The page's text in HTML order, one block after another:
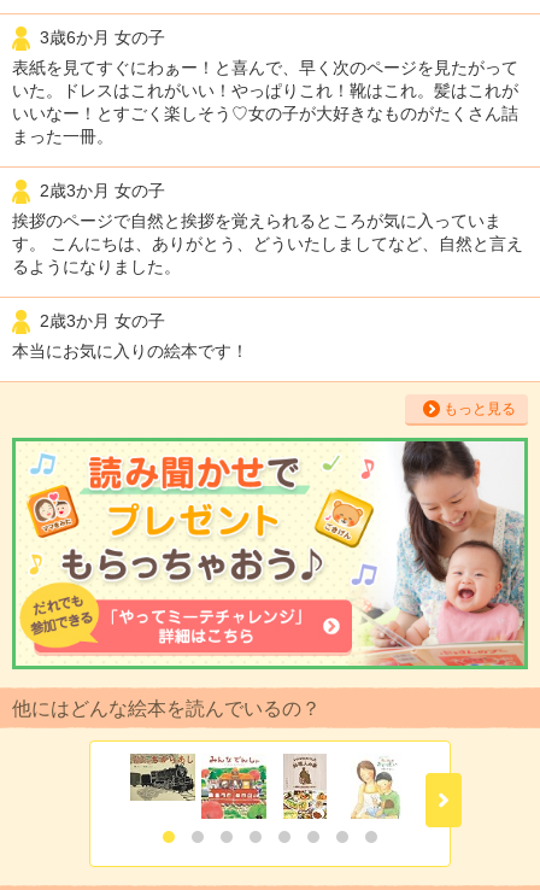
3歳6か月 女の子
表紙を見てすぐにわぁー！と喜んで、早く次のページを見たがって
いた。ドレスはこれがいい！やっぱりこれ！靴はこれ。髪はこれが
いいなー！とすごく楽しそう♡女の子が大好きなものがたくさん詰
まった一冊。
2歳3か月 女の子
挨拶のページで自然と挨拶を覚えられるところが気に入っていま
す。 こんにちは、ありがとう、どういたしましてなど、自然と言え
るようになりました。
2歳3か月 女の子
本当にお気に入りの絵本です！
もっと見る
他にはどんな絵本を読んでいるの？